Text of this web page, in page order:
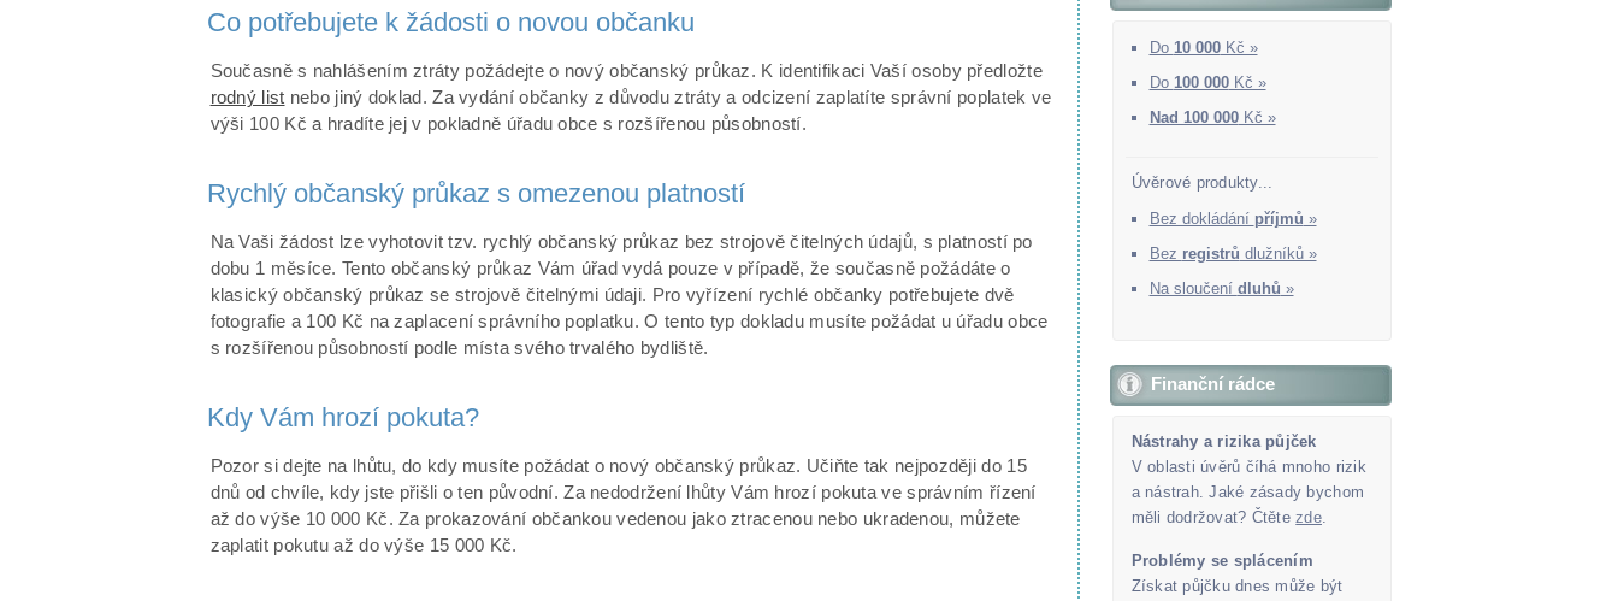
Co potřebujete k žádosti o novou občanku
Současně s nahlášením ztráty požádejte o nový občanský průkaz. K identifikaci Vaší osoby předložte
rodný list nebo jiný doklad. Za vydání občanky z důvodu ztráty a odcizení zaplatíte správní poplatek ve
výši 100 Kč a hradíte jej v pokladně úřadu obce s rozšířenou působností.
Rychlý občanský průkaz s omezenou platností
Na Vaši žádost lze vyhotovit tzv. rychlý občanský průkaz bez strojově čitelných údajů, s platností po
dobu 1 měsíce. Tento občanský průkaz Vám úřad vydá pouze v případě, že současně požádáte o
klasický občanský průkaz se strojově čitelnými údaji. Pro vyřízení rychlé občanky potřebujete dvě
fotografie a 100 Kč na zaplacení správního poplatku. O tento typ dokladu musíte požádat u úřadu obce
s rozšířenou působností podle místa svého trvalého bydliště.
Kdy Vám hrozí pokuta?
Pozor si dejte na lhůtu, do kdy musíte požádat o nový občanský průkaz. Učiňte tak nejpozději do 15
dnů od chvíle, kdy jste přišli o ten původní. Za nedodržení lhůty Vám hrozí pokuta ve správním řízení
až do výše 10 000 Kč. Za prokazování občankou vedenou jako ztracenou nebo ukradenou, můžete
zaplatit pokutu až do výše 15 000 Kč.
Do 10 000Kč »
Do 100 000Kč »
Nad 100 000Kč »
Úvěrové produkty...
Bez dokládání příjmů »
Bez registrů dlužníků »
Na sloučení dluhů »
Finanční rádce
Nástrahy a rizika půjček
V oblasti úvěrů číhá mnoho rizik
a nástrah. Jaké zásady bychom
měli dodržovat? Čtětezde.
Problémy se splácením
Získat půjčku dnes může být